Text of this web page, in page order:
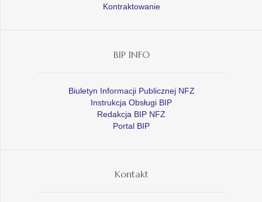
Kontraktowanie
BIP INFO
Biuletyn Informacji Publicznej NFZ
Instrukcja Obsługi BIP
Redakcja BIP NFZ
Portal BIP
Kontakt